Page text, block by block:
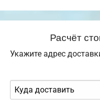
Расчёт
Укажите адрес